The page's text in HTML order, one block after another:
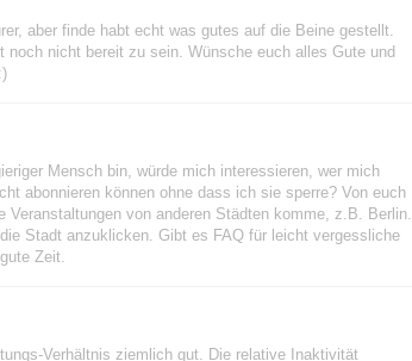
aber finde habt echt was gutes auf die Beine gestellt.
nicht bereit zu sein. Wünsche euch alles Gute und
Mensch bin, würde mich interessieren, wer mich
abonnieren können ohne dass ich sie sperre? Von euch
von anderen Städten komme, z.B. Berlin.
Stadt anzuklicken. Gibt es FAQ für leicht vergessliche
Zeit.
Verhältnis ziemlich gut. Die relative Inaktivität